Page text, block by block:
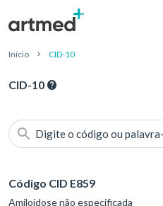
Início CID-10
CID-10
Digite o código ou
Código CID E859
Amiloidose não especificada